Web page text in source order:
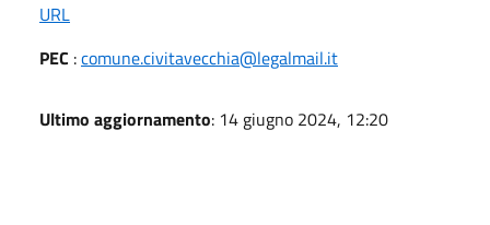
URL
PEC :comune.civitavecchia@legalmail.it
Ultimo aggiornamento: 14 giugno 2024, 12:20